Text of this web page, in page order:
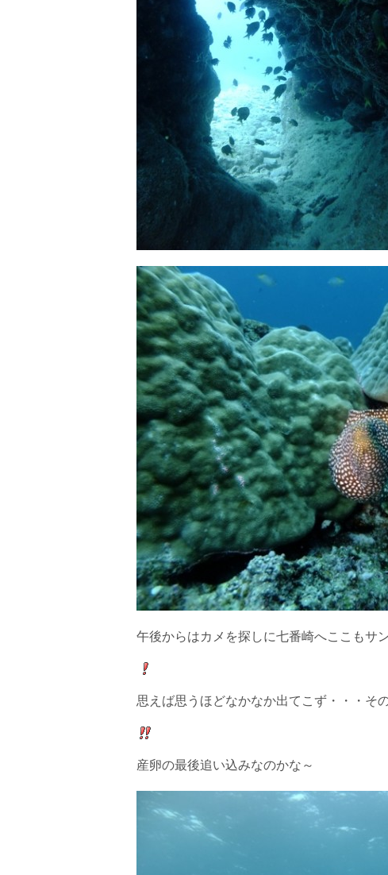
午後からはカメを探しに七番崎へここもサ
思えば思うほどなかなか出てこず・・・そ
産卵の最後追い込みなのかな～